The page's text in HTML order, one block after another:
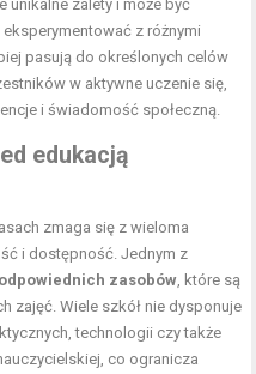
unikalne zalety i może być
z różnymi
pasują do określonych celów
w aktywne uczenie się,
i świadomość społeczną.
edukacją
zmaga się z wieloma
i dostępność. Jednym z
zasobów , które są
zajęć. Wiele szkół nie dysponuje
technologii czy także
co ogranicza